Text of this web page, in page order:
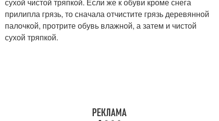
прилипла грязь, то сначала отчистите грязь деревянной
палочкой, протрите обувь влажной, а затем и чистой
сухой тряпкой.